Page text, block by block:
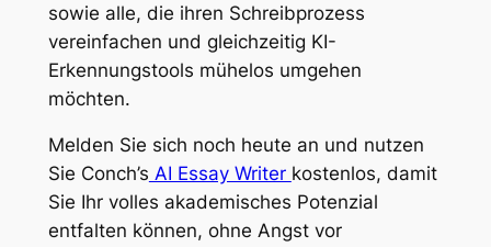
sowie alle, die ihren Schreibprozess
vereinfachen und gleichzeitig KI-
Erkennungstools mühelos umgehen
möchten.
Melden Sie sich noch heute an und nutzen
Sie Conch’s AI Essay Writer kostenlos, damit
Sie Ihr volles akademisches Potenzial
entfalten können, ohne Angst vor